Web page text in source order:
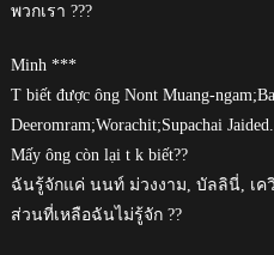
พวกเรา ???
Minh ***
T biết được ông Nont Muang-
Deeromram;Worachit;Supachai Jaided.
Mấy ông còn lại t k biết??
ฉันรู้จักแค่ นนท์ ม่วงงาม, บัลลินี่, เค
ส่วนที่เหลือฉันไม่รู้จัก ??